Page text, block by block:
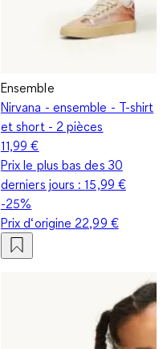
Ensemble
Nirvana - ensemble - T-shirt
et short - 2 pièces
11,99 €
Prix le plus bas des 30
derniers jours :15,99 €
-25%
Prix d‘origine 22,99 €